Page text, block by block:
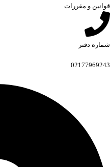
قوانین و مقررات
شماره دفتر
02177969243